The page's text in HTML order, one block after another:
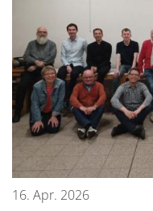
16. Apr. 2026